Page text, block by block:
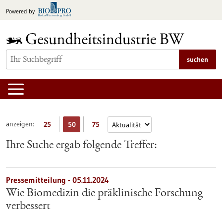
Inhalt
Powered by
suchen
anzeigen: 25 50 75
Ihre Suche ergab folgende Treffer:
Pressemitteilung - 05.11.2024
Wie Biomedizin die präklinische Forschung
verbessert